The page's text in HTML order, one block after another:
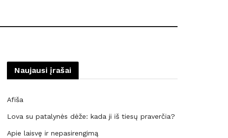
Naujausi įrašai
Afiša
Lova su patalynės dėže: kada ji iš tiesų praverčia?
Apie laisvę ir nepasirengimą